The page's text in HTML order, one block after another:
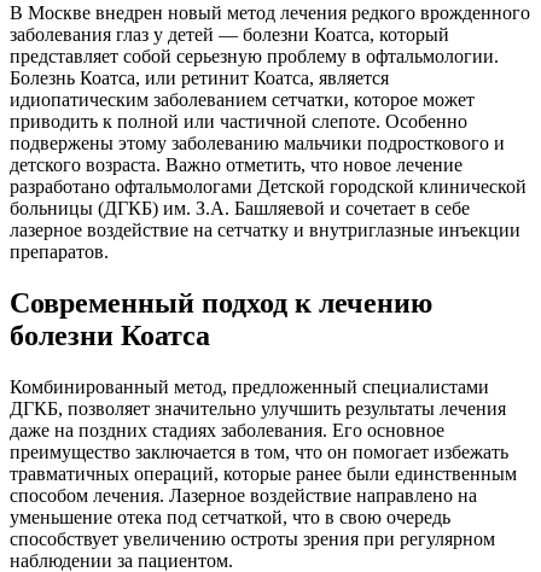
В Москве внедрен новый метод лечения редкого врожденного
заболевания глаз у детей — болезни Коатса, который
представляет собой серьезную проблему в офтальмологии.
Болезнь Коатса, или ретинит Коатса, является
идиопатическим заболеванием сетчатки, которое может
приводить к полной или частичной слепоте. Особенно
подвержены этому заболеванию мальчики подросткового и
детского возраста. Важно отметить, что новое лечение
разработано офтальмологами Детской городской клинической
больницы (ДГКБ) им. З.А. Башляевой и сочетает в себе
лазерное воздействие на сетчатку и внутриглазные инъекции
препаратов.
Современный подход к лечению
болезни Коатса
Комбинированный метод, предложенный специалистами
ДГКБ, позволяет значительно улучшить результаты лечения
даже на поздних стадиях заболевания. Его основное
преимущество заключается в том, что он помогает избежать
травматичных операций, которые ранее были единственным
способом лечения. Лазерное воздействие направлено на
уменьшение отека под сетчаткой, что в свою очередь
способствует увеличению остроты зрения при регулярном
наблюдении за пациентом.